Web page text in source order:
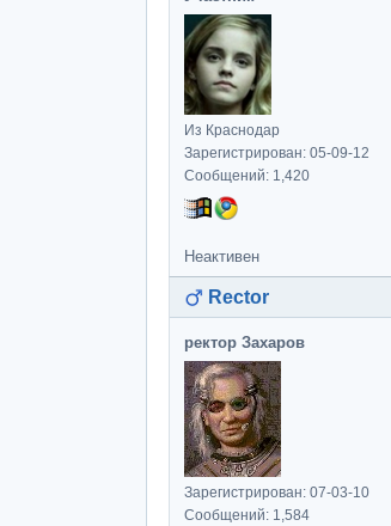
Из Краснодар
Зарегистрирован: 05-09-12
Сообщений: 1,420
Неактивен
Rector
ректор Захаров
Зарегистрирован: 07-03-10
Сообщений: 1,584